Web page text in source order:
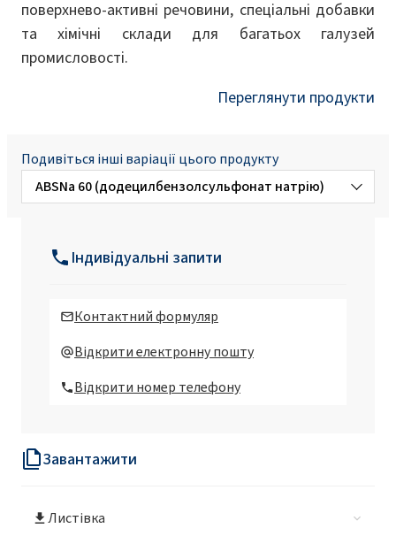
Завантажити
Листівка
поверхнево-активні речовини, спеціальні добавки
та хімічні склади для багатьох галузей
промисловості.
Переглянути продукти
Подивіться інші варіації цього продукту
ABSNa 60 (додецилбензолсульфонат натрію)
ABSNa 25 (додецилбензолсульфонат
Індивідуальні запити
Контактний формуляр
Відкрити електронну пошту
Відкрити номер телефону